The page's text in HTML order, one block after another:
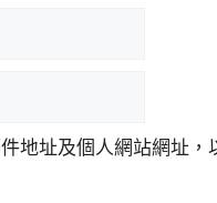
地址及個人網站網址，